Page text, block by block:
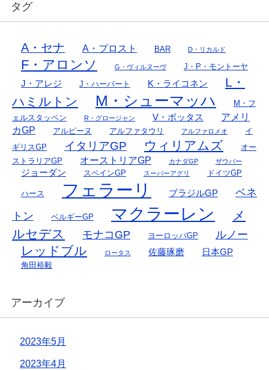
タグ
A・セナ A・プロスト BAR D・リカルド
F・アロンソ G・ヴィルヌーヴ J・P・モントーヤ
J・アレジ J・ハーバート K・ライコネン
L・
ハミルトン
M・シューマッハ
M・フ
ェルスタッペン
R・グロージャン V・ボッタス
アメリ
カGP
アルピーヌ アルファタウリ アルファロメオ
イ
ギリスGP
イタリアGP ウィリアムズ
オー
ストラリアGP
オーストリアGP カナダGP ザウバー
ジョーダン スペインGP スーパーアグリ ドイツGP
ハース フェラーリ ブラジルGP
ベネ
トン
ベルギーGP マクラーレン
メ
ルセデス
モナコGP ヨーロッパGP ルノー
レッドブル ロータス 佐藤琢磨 日本GP
角田裕毅
アーカイブ
2023年5月
2023年4月